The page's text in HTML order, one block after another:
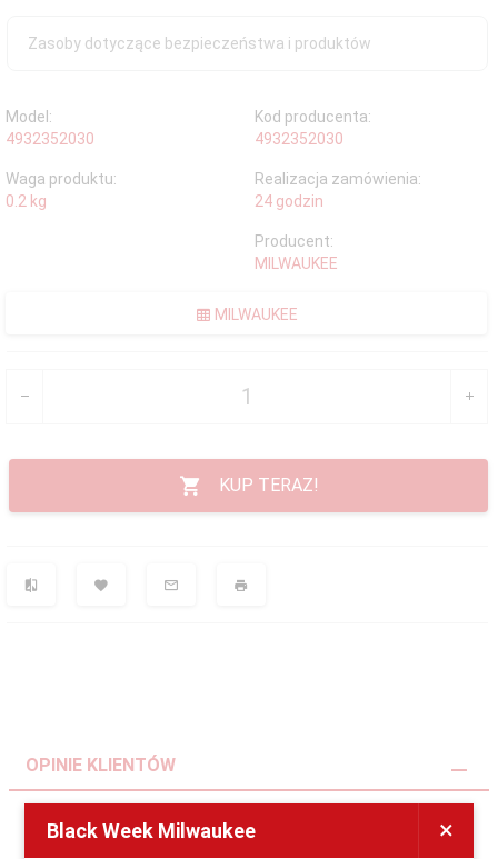
Zasoby dotyczące bezpieczeństwa i produktów
Model:
4932352030
Kod producenta:
4932352030
Waga produktu:
0.2 kg
Realizacja zamówienia:
24 godzin
Producent:
MILWAUKEE
MILWAUKEE
KUP TERAZ!
OPINIE KLIENTÓW
×
Black Week Milwaukee